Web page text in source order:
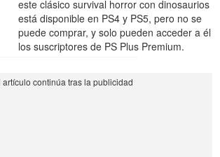
este clásico survival horror con dinosaurios
está disponible en PS4 y PS5, pero no se
puede comprar, y solo pueden acceder a él
los suscriptores de PS Plus Premium.